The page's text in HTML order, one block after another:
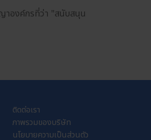
าองค์กรที่ว่า "สนับสนุน
ติดต่อเรา
ภาพรวมของบริษัท
นโยบายความเป็นส่วนตัว